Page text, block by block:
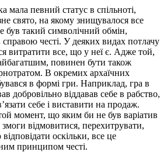
мала певний статус в спільноті,
свято, на якому знищувалося все
такий символічний обмін,
честі. У деяких видах потлачу
витратити все, що у неї є. Адже той,
повинен бути також
В окремих архаїчних
в формі гри. Наприклад, гра в
добровільно віддавав себе в рабство,
себе і виставити на продаж.
момент, що яким би не був варіатив
відмовитися, перехитрувати,
оскільки, все це
принципом честі.